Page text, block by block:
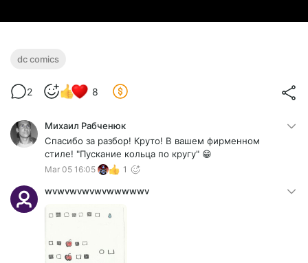
dc comics
2 8
Михаил Рабченюк
Спасибо за разбор! Круто! В вашем фирменном
стиле! "Пускание кольца по кругу" 😁
Mar 05 16:05 1
wvwvwvwvwvwwwwwv